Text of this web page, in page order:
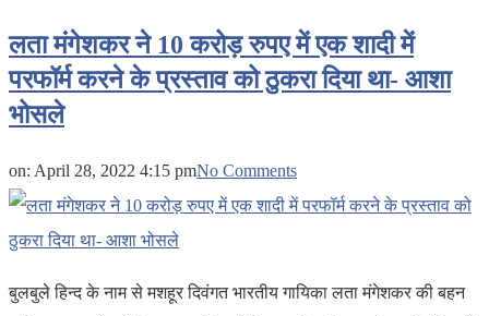
लता मंगेशकर ने 10 करोड़ रुपए में एक शादी में
परफॉर्म करने के प्रस्ताव को ठुकरा दिया था- आशा
भोसले
on: April 28, 2022 4:15 pmNo Comments
बुलबुले हिन्द के नाम से मशहूर दिवंगत भारतीय गायिका लता मंगेशकर की बहन